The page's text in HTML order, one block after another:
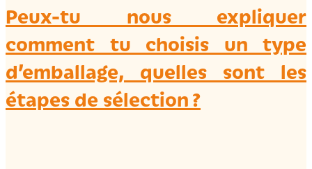
Peux-tu nous expliquer
comment tu choisis un type
d’emballage, quelles sont les
étapes de sélection ?